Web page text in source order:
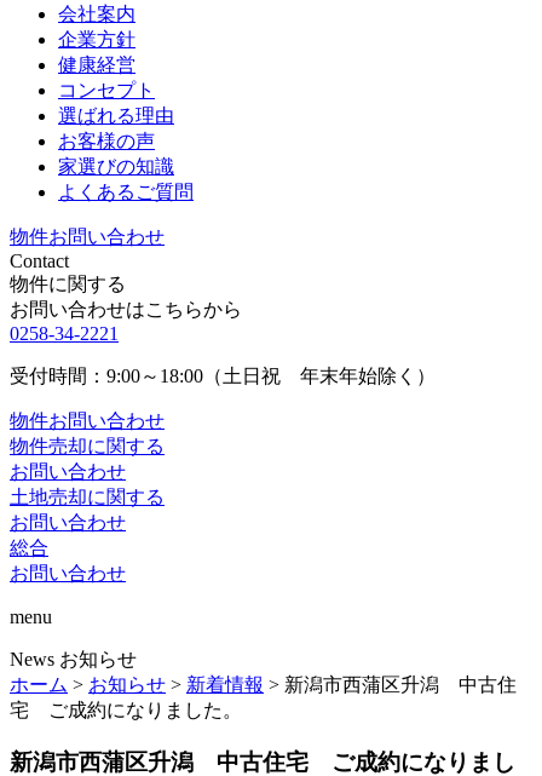
会社案内
企業方針
健康経営
コンセプト
選ばれる理由
お客様の声
家選びの知識
よくあるご質問
物件お問い合わせ
Contact
物件に関する
お問い合わせはこちらから
0258-34-2221
受付時間：9:00～18:00（土日祝 年末年始除く）
物件お問い合わせ
物件売却に関する
お問い合わせ
土地売却に関する
お問い合わせ
総合
お問い合わせ
menu
News お知らせ
ホーム > お知らせ > 新着情報 > 新潟市西蒲区升潟 中古住
宅 ご成約になりました。
新潟市西蒲区升潟 中古住宅 ご成約になりまし